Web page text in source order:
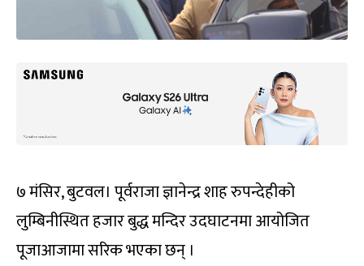
७ मंसिर, बुटवल। पूर्वराजा ज्ञानेन्द्र शाह रुपन्देहीको
लुम्बिनीस्थित हजार बुद्ध मन्दिर उदघाटनमा आयोजित
पूजाआजामा सरिक भएका छन् ।